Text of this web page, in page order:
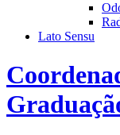
Lato Sensu